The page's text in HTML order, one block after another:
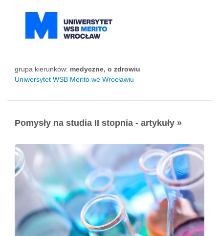
grupa kierunków: medyczne, o zdrowiu
Uniwersytet WSB Merito we Wrocławiu
Pomysły na studia II stopnia - artykuły »